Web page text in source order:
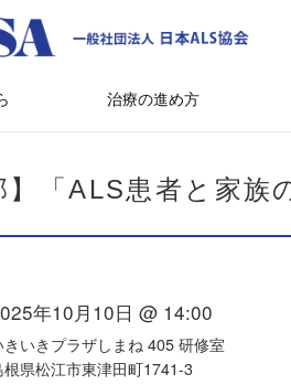
治療の進め方
】「ALS患者と家族
年10月10日 @ 14:00
きいきプラザしまね 405 研修室
根県松江市東津田町1741-3